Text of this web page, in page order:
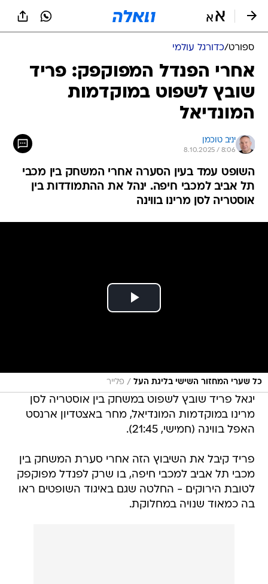
ספורט/כדורגל עולמי
אחרי הפנדל המפוקפק: פריד
שובץ לשפוט במוקדמות
המונדיאל
יניב טוכמן
8.10.2025 / 8:06
השופט עמד בעין הסערה אחרי המשחק בין מכבי
תל אביב למכבי חיפה. ינהל את ההתמודדות בין
אוסטריה לסן מרינו בווינה
כל שערי המחזור השישי בליגת העל / פלייר
יגאל פריד שובץ לשפוט במשחק בין אוסטריה לסן
מרינו במוקדמות המונדיאל, מחר באצטדיון ארנסט
האפל בווינה (חמישי, 21:45).
פריד קיבל את השיבוץ הזה אחרי סערת המשחק בין
מכבי תל אביב למכבי חיפה, בו שרק לפנדל מפוקפק
לטובת הירוקים - החלטה שגם באיגוד השופטים ראו
בה כמאוד שנויה במחלוקת.